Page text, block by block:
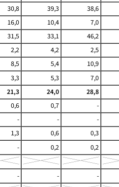
30,8 39,3
38,6
16,0 10,4
7,0
31,5 33,1
46,2
2,2 4,2
2,5
8,5 5,4
10,9
3,3 5,3
7,0
21,3 24,0
28,8
0,6 0,7
-
- -
-
1,3 0,6
0,3
- 0,2
0,2
- -
-